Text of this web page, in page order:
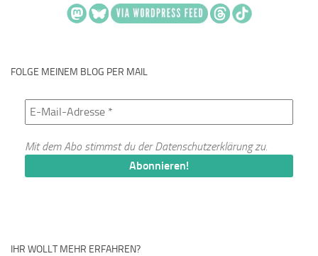
FOLGE MEINEM BLOG PER MAIL
Mit dem Abo stimmst du derDatenschutzerklärungzu.
IHR WOLLT MEHR ERFAHREN?